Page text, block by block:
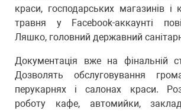
краси, господарських магазинів
травня у Facebook-аккаунті
Ляшко, головний державний
Документація вже на фінальній
Дозволять обслуговування
перукарнях і салонах краси.
роботу кафе, автомийки,